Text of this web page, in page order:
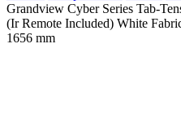
Grandview Cyber Series Tab-
(Ir Remote Included) White
1656 mm